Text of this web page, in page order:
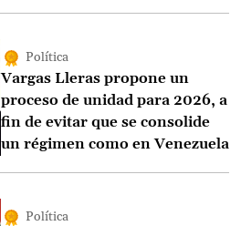
Política
Vargas Lleras propone un
proceso de unidad para 2026, a
fin de evitar que se consolide
un régimen como en Venezuela
Política